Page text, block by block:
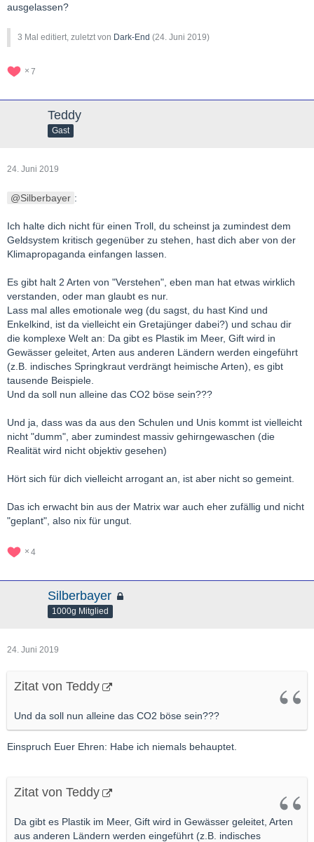
ausgelassen?
3 Mal editiert, zuletzt von Dark-End (24. Juni 2019)
7
Teddy
Gast
24. Juni 2019
Silberbayer :
Ich halte dich nicht für einen Troll, du scheinst ja zumindest dem
Geldsystem kritisch gegenüber zu stehen, hast dich aber von der
Klimapropaganda einfangen lassen.
Es gibt halt 2 Arten von "Verstehen", eben man hat etwas wirklich
verstanden, oder man glaubt es nur.
Lass mal alles emotionale weg (du sagst, du hast Kind und
Enkelkind, ist da vielleicht ein Gretajünger dabei?) und schau dir
die komplexe Welt an: Da gibt es Plastik im Meer, Gift wird in
Gewässer geleitet, Arten aus anderen Ländern werden eingeführt
(z.B. indisches Springkraut verdrängt heimische Arten), es gibt
tausende Beispiele.
Und da soll nun alleine das CO2 böse sein???
Und ja, dass was da aus den Schulen und Unis kommt ist vielleicht
nicht "dumm", aber zumindest massiv gehirngewaschen (die
Realität wird nicht objektiv gesehen)
Hört sich für dich vielleicht arrogant an, ist aber nicht so gemeint.
Das ich erwacht bin aus der Matrix war auch eher zufällig und nicht
"geplant", also nix für ungut.
4
Silberbayer
1000g Mitglied
24. Juni 2019
Zitat von Teddy
Und da soll nun alleine das CO2 böse sein???
Einspruch Euer Ehren: Habe ich niemals behauptet.
Zitat von Teddy
Da gibt es Plastik im Meer, Gift wird in Gewässer geleitet, Arten
aus anderen Ländern werden eingeführt (z.B. indisches